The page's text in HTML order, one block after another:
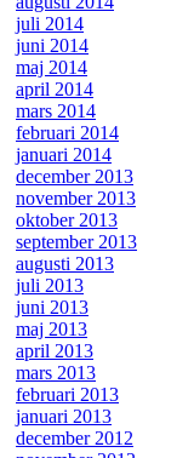
juli 2014
juni 2014
maj 2014
april 2014
mars 2014
februari 2014
januari 2014
december 2013
november 2013
oktober 2013
september 2013
augusti 2013
juli 2013
juni 2013
maj 2013
april 2013
mars 2013
februari 2013
januari 2013
december 2012